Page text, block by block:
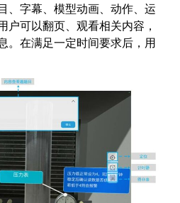
、字幕、模型动画、动作、运
户可以翻页、观看相关内容，
。在满足一定时间要求后，用